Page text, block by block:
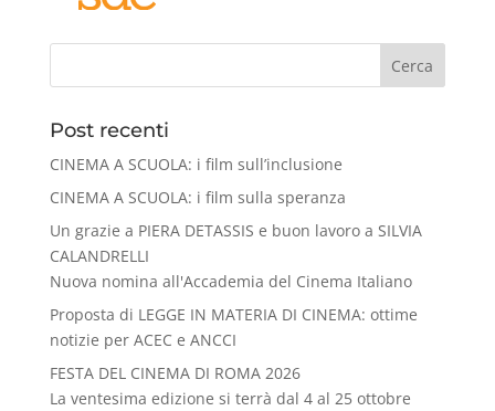
Cerca
Post recenti
CINEMA A SCUOLA: i film sull’inclusione
CINEMA A SCUOLA: i film sulla speranza
Un grazie a PIERA DETASSIS e buon lavoro a SILVIA
CALANDRELLI
Nuova nomina all'Accademia del Cinema Italiano
Proposta di LEGGE IN MATERIA DI CINEMA: ottime
notizie per ACEC e ANCCI
FESTA DEL CINEMA DI ROMA 2026
La ventesima edizione si terrà dal 4 al 25 ottobre